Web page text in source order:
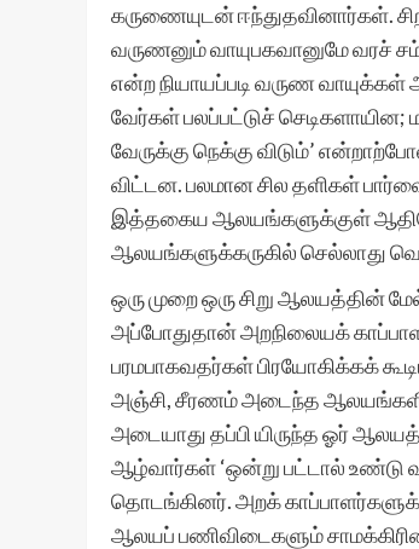
கருணையுடன் ஈந்துதவினார்கள்.
வருணனும் வாயுபகவானுமே வரச்
என்ற நியாயப்படி வருண
வேர்கள் பலப்பட்டுச் செடிகளாயின;
வேருக்கு நெக்கு விடும்’
விட்டன. பலமான சில தளிகள்
இத்தகைய ஆலயங்களுக்குள்
ஆலயங்களுக்கருகில் செல்லாது
ஒரு முறை ஒரு சிறு ஆலயத்தின்
அப்போதுதான் அறநிலையக்
பரமபாகவதர்கள் பிரயோகிக்கக்
அஞ்சி, சீரணம் அடைந்த ஆலயங்களில்
அடையாது தப்பி யிருந்த ஓர்
ஆழ்வார்கள் ‘ஒன்று பட்டால் உண்டு
தொடங்கினர். அறக்
ஆலயப் பணிவிடைகளும்